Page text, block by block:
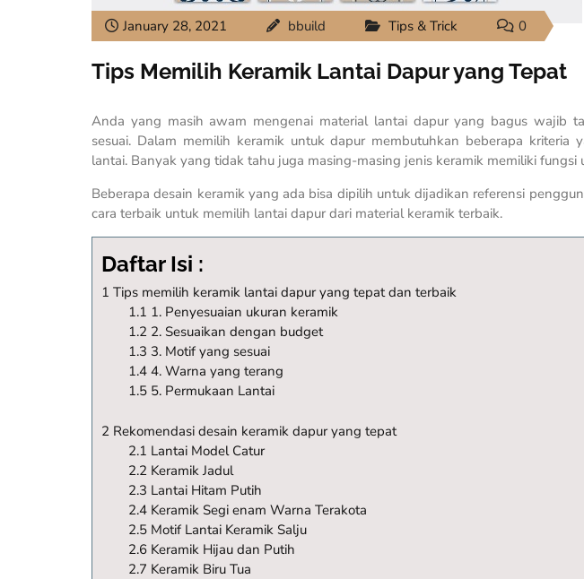
January 28, 2021 bbuild Tips & Trick 0
Tips Memilih Keramik Lantai Dapur yang Tepat
Anda yang masih awam mengenai material lantai dapur yang bagus wajib
sesuai. Dalam memilih keramik untuk dapur membutuhkan beberapa kriteria
lantai. Banyak yang tidak tahu juga masing-masing jenis keramik memiliki fungsi
Beberapa desain keramik yang ada bisa dipilih untuk dijadikan referensi
cara terbaik untuk memilih lantai dapur dari material keramik terbaik.
Daftar Isi :
1 Tips memilih keramik lantai dapur yang tepat dan terbaik
1.1 1. Penyesuaian ukuran keramik
1.2 2. Sesuaikan dengan budget
1.3 3. Motif yang sesuai
1.4 4. Warna yang terang
1.5 5. Permukaan Lantai
2 Rekomendasi desain keramik dapur yang tepat
2.1 Lantai Model Catur
2.2 Keramik Jadul
2.3 Lantai Hitam Putih
2.4 Keramik Segi enam Warna Terakota
2.5 Motif Lantai Keramik Salju
2.6 Keramik Hijau dan Putih
2.7 Keramik Biru Tua